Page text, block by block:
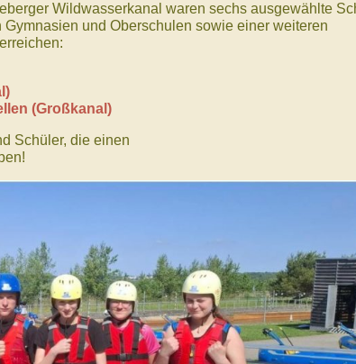
Wildwasserkanal waren sechs ausgewählte
und Oberschulen sowie einer weiteren
(Großkanal)
Schüler, die einen